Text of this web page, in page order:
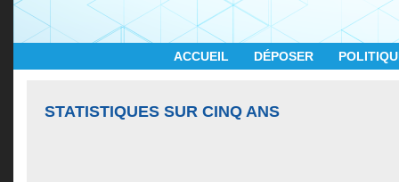
ACCUEIL DÉPOSER
STATISTIQUES SUR CINQ ANS